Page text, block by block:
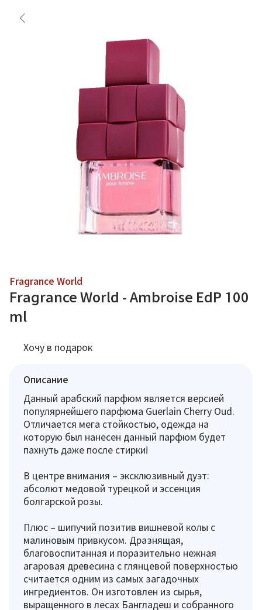
Fragrance World
Fragrance World - Ambroise EdP 100
ml
Хочу в подарок
Описание
Данный арабский парфюм является версией
популярнейшего парфюма Guerlain Cherry Oud.
Отличается мега стойкостью, одежда на
которую был нанесен данный парфюм будет
пахнуть даже после стирки!
В центре внимания – эксклюзивный дуэт:
абсолют медовой турецкой и эссенция
болгарской розы.
Плюс – шипучий позитив вишневой колы с
малиновым привкусом. Дразнящая,
благовоспитанная и поразительно нежная
агаровая древесина с глянцевой поверхностью
считается одним из самых загадочных
ингредиентов. Он изготовлен из сырья,
выращенного в лесах Бангладеш и собранного